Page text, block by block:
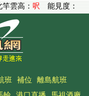
雲高：呎能見度：
班 補位 離島航班